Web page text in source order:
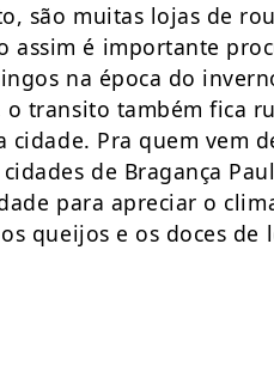
são muitas lojas de
assim é importante
na época do
transito também fica
Pra quem vem
de Bragança
para apreciar o
queijos e os doces de